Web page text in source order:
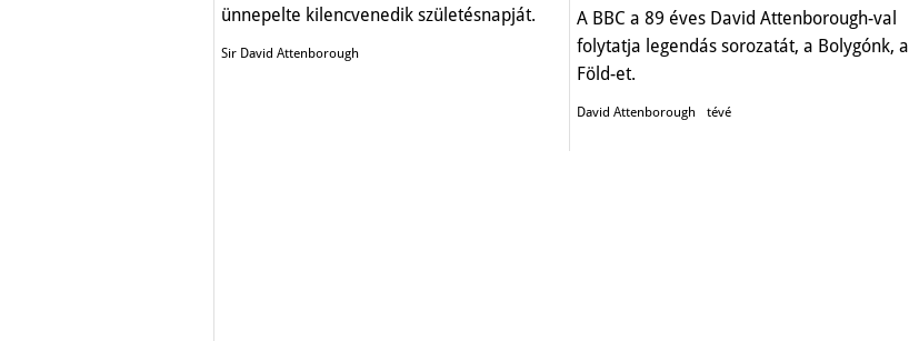
ünnepelte kilencvenedik születésnapját.
Sir David Attenborough
A BBC a 89 éves David Attenborough-val
folytatja legendás sorozatát, a Bolygónk, a
Föld-et.
David Attenborough tévé